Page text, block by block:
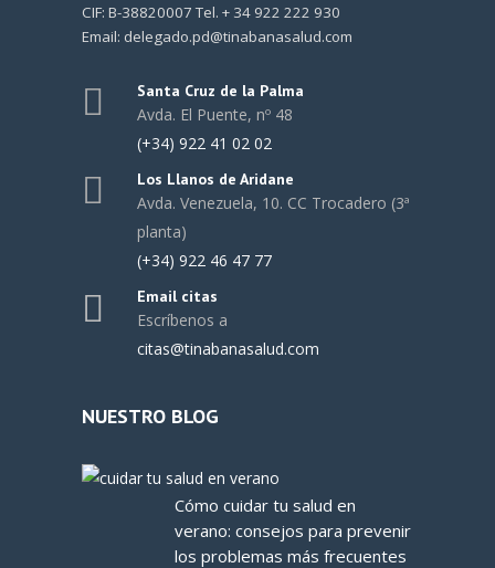
CIF: B-38820007 Tel. + 34 922 222 930
Email: delegado.pd@tinabanasalud.com
Santa Cruz de la Palma
Avda. El Puente, nº 48
(+34) 922 41 02 02
Los Llanos de Aridane
Avda. Venezuela, 10. CC Trocadero (3ª
planta)
(+34) 922 46 47 77
Email citas
Escríbenos a
citas@tinabanasalud.com
NUESTRO BLOG
Cómo cuidar tu salud en
verano: consejos para prevenir
los problemas más frecuentes